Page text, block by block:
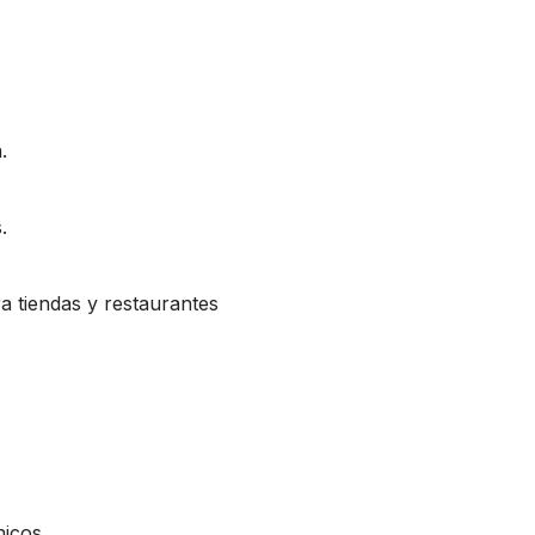
tiendas y restaurantes